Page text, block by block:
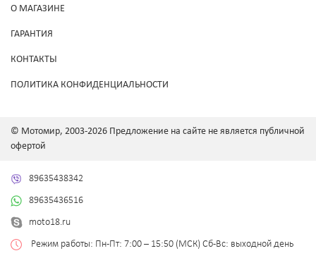
О МАГАЗИНЕ
ГАРАНТИЯ
КОНТАКТЫ
ПОЛИТИКА КОНФИДЕНЦИАЛЬНОСТИ
© Мотомир, 2003-2026 Предложение на сайте не является публичной
офертой
89635438342
89635436516
moto18.ru
Режим работы: Пн-Пт: 7:00 – 15:50 (МСК) Сб-Вс: выходной день